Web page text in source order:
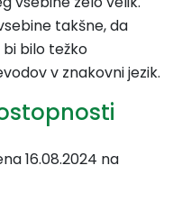
takšne, da
bilo težko
v znakovni jezik.
16.08.2024 na